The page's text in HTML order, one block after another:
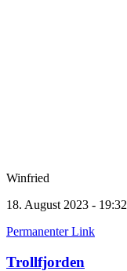
Winfried
18. August 2023 - 19:32
Permanenter Link
Trollfjorden